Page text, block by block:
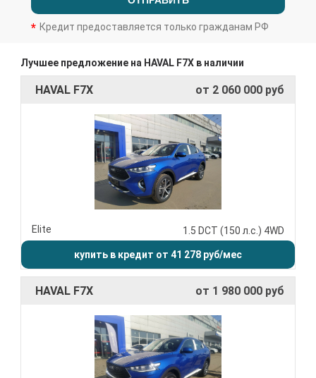
Кредит предоставляется только гражданам РФ
Лучшее предложение на HAVAL F7X в наличии
HAVAL F7X от 2 060 000 руб
Elite 1.5 DCT (150 л.с.) 4WD
купить в кредит от 41 278 руб/мес
HAVAL F7X от 1 980 000 руб